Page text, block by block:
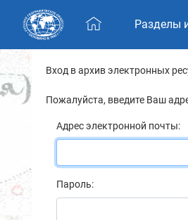
Skip navigation
Разделы
Вход в архив электронных
Пожалуйста, введите Ваш
Адрес электронной почты:
Пароль: